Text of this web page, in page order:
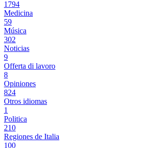
1794
Medicina
59
Música
302
Noticias
9
Offerta di lavoro
8
Opiniones
824
Otros idiomas
1
Politica
210
Regiones de Italia
100